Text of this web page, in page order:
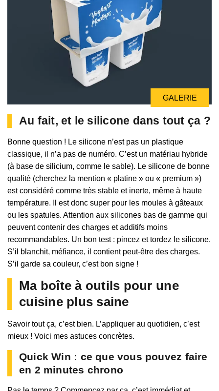
GALERIE
Au fait, et le silicone dans tout ça ?
Bonne question ! Le silicone n’est pas un plastique
classique, il n’a pas de numéro. C’est un matériau hybride
(à base de silicium, comme le sable). Le silicone de bonne
qualité (cherchez la mention « platine » ou « premium »)
est considéré comme très stable et inerte, même à haute
température. Il est donc super pour les moules à gâteaux
ou les spatules. Attention aux silicones bas de gamme qui
peuvent contenir des charges et additifs moins
recommandables. Un bon test : pincez et tordez le silicone.
S’il blanchit, méfiance, il contient peut-être des charges.
S’il garde sa couleur, c’est bon signe !
Ma boîte à outils pour une
cuisine plus saine
Savoir tout ça, c’est bien. L’appliquer au quotidien, c’est
mieux ! Voici mes astuces concrètes.
Quick Win : ce que vous pouvez faire
en 2 minutes chrono